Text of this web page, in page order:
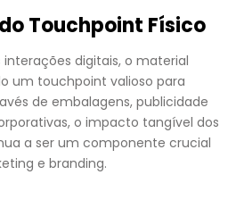
Touchpoint Físico
digitais, o material
um touchpoint valioso para
de embalagens, publicidade
o impacto tangível dos
a ser um componente crucial
e branding.